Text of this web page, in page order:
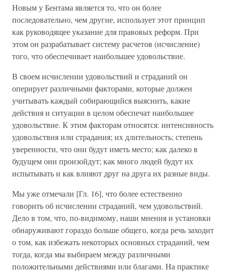
Новым у Бентама является то, что он более
последовательно, чем другие, использует этот принцип
как руководящее указание для правовых реформ. При
этом он разрабатывает систему расчетов (исчисление)
того, что обеспечивает наибольшее удовольствие.
В своем исчислении удовольствий и страданий он
оперирует различными факторами, которые должен
учитывать каждый собирающийся выяснить, какие
действия и ситуации в целом обеспечат наибольшее
удовольствие. К этим факторам относятся: интенсивность
удовольствия или страдания; их длительность; степень
уверенности, что они будут иметь место; как далеко в
будущем они произойдут; как много людей будут их
испытывать и как влияют друг на друга их разные виды.
Мы уже отмечали [Гл. 16], что более естественно
говорить об исчислении страданий, чем удовольствий.
Дело в том, что, по-видимому, наши мнения и установки
обнаруживают гораздо больше общего, когда речь заходит
о том, как избежать некоторых основных страданий, чем
тогда, когда мы выбираем между различными
положительными действиями или благами. На практике